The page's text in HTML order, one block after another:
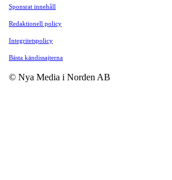
Sponsrat innehåll
Redaktionell policy
Integritetspolicy
Bästa kändissajterna
© Nya Media i Norden AB